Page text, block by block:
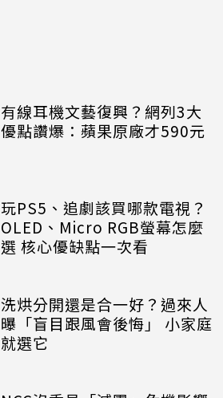
有線耳機文藝復興？網列3大
優點讚爆：蘋果原廠才590元
玩PS5、追劇該買哪款電視？
OLED、Micro RGB螢幕怎麼
選 核心優缺點一次看
洗烘分開還是合一好？過來人
曝「盲目跟風會後悔」 小家庭
就選它